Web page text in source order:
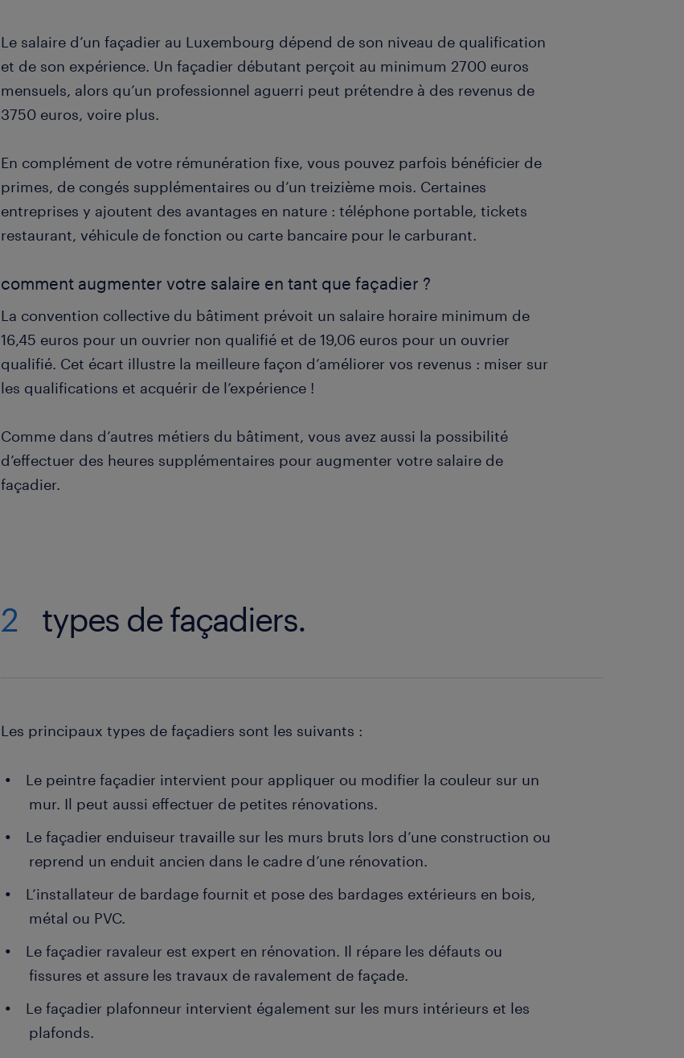
Le salaire d’un façadier au Luxembourg dépend de son niveau de qualification
et de son expérience. Un façadier débutant perçoit au minimum 2700 euros
mensuels, alors qu’un professionnel aguerri peut prétendre à des revenus de
3750 euros, voire plus.
En complément de votre rémunération fixe, vous pouvez parfois bénéficier de
primes, de congés supplémentaires ou d’un treizième mois. Certaines
entreprises y ajoutent des avantages en nature : téléphone portable, tickets
restaurant, véhicule de fonction ou carte bancaire pour le carburant.
comment augmenter votre salaire en tant que façadier ?
La convention collective du bâtiment prévoit un salaire horaire minimum de
16,45 euros pour un ouvrier non qualifié et de 19,06 euros pour un ouvrier
qualifié. Cet écart illustre la meilleure façon d’améliorer vos revenus : miser sur
les qualifications et acquérir de l’expérience !
Comme dans d’autres métiers du bâtiment, vous avez aussi la possibilité
d’effectuer des heures supplémentaires pour augmenter votre salaire de
façadier.
2 types de façadiers.
Les principaux types de façadiers sont les suivants :
Le peintre façadier intervient pour appliquer ou modifier la couleur sur un
mur. Il peut aussi effectuer de petites rénovations.
Le façadier enduiseur travaille sur les murs bruts lors d’une construction ou
reprend un enduit ancien dans le cadre d’une rénovation.
L’installateur de bardage fournit et pose des bardages extérieurs en bois,
métal ou PVC.
Le façadier ravaleur est expert en rénovation. Il répare les défauts ou
fissures et assure les travaux de ravalement de façade.
Le façadier plafonneur intervient également sur les murs intérieurs et les
plafonds.